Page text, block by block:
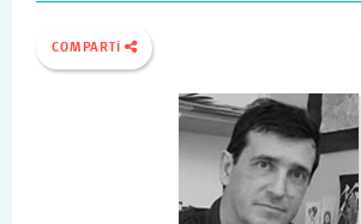
COMPARTÍ